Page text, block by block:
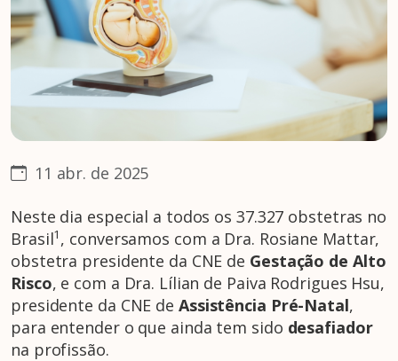
11 abr. de 2025
Neste dia especial a todos os 37.327 obstetras no
Brasil1 , conversamos com a Dra. Rosiane Mattar,
obstetra presidente da CNE de Gestação de Alto
Risco, e com a Dra. Lílian de Paiva Rodrigues Hsu,
presidente da CNE de Assistência Pré-Natal,
para entender o que ainda tem sido desafiador
na profissão.